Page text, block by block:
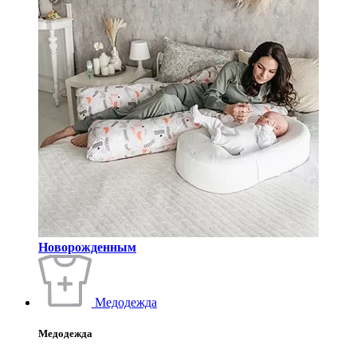
Новорожденным
Медодежда
Медодежда